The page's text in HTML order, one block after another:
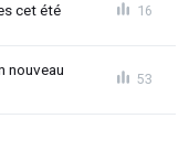
cet été 16
nouveau
53